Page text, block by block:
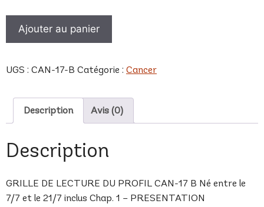
17
Ajouter au panier
UGS : CAN-17-B Catégorie : Cancer
Description Avis (0)
Description
GRILLE DE LECTURE DU PROFIL CAN-17 B Né entre le
7/7 et le 21/7 inclus Chap. 1 – PRESENTATION